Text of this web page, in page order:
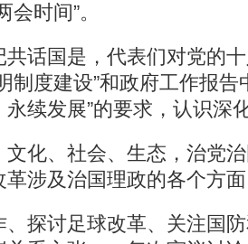
时间”。
国是，代表们对党的十
制度建设”和政府工作报告
续发展”的要求，认识深
、社会、生态，治党治
革涉及治国理政的各个方
讨足球改革、关注国防